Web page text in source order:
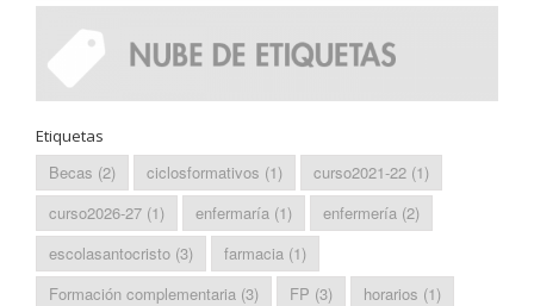
Etiquetas
Becas (2) ciclosformativos (1) curso2021-22 (1)
curso2026-27 (1) enfermaría (1) enfermería (2)
escolasantocristo (3) farmacia (1)
Formación complementaria (3) FP (3) horarios (1)